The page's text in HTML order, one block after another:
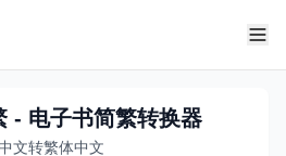
- 电子书简繁转换器
文转繁体中文